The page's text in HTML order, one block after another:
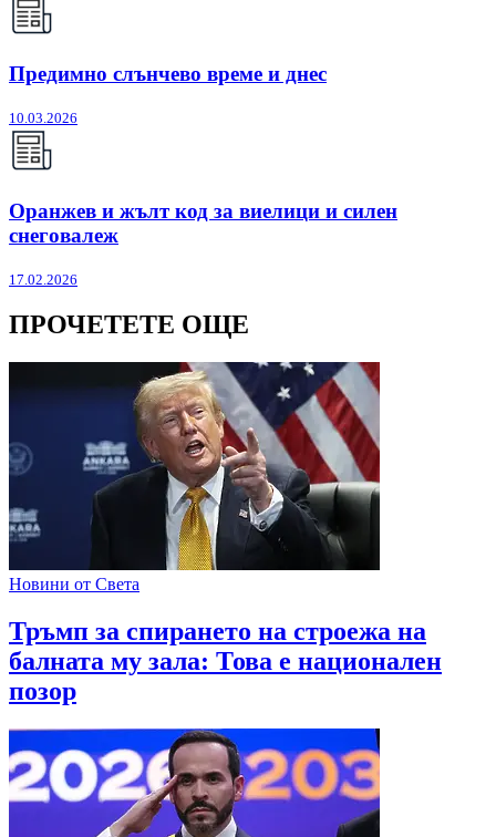
Предимно слънчево време и днес
10.03.2026
Оранжев и жълт код за виелици и силен
снеговалеж
17.02.2026
ПРОЧЕТЕТЕ ОЩЕ
Новини от Света
Тръмп за спирането на строежа на
балната му зала: Това е национален
позор